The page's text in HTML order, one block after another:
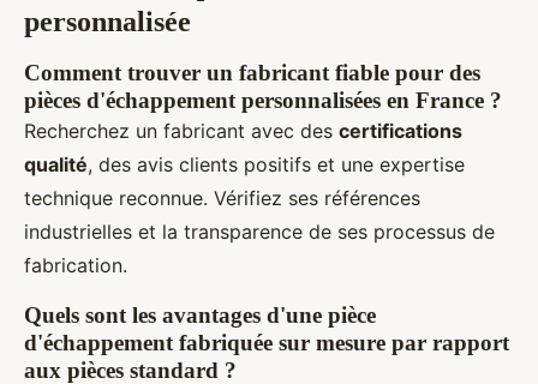
personnalisée
Comment trouver un fabricant fiable pour des
pièces d'échappement personnalisées en France ?
Recherchez un fabricant avec des certifications
qualité, des avis clients positifs et une expertise
technique reconnue. Vérifiez ses références
industrielles et la transparence de ses processus de
fabrication.
Quels sont les avantages d'une pièce
d'échappement fabriquée sur mesure par rapport
aux pièces standard ?